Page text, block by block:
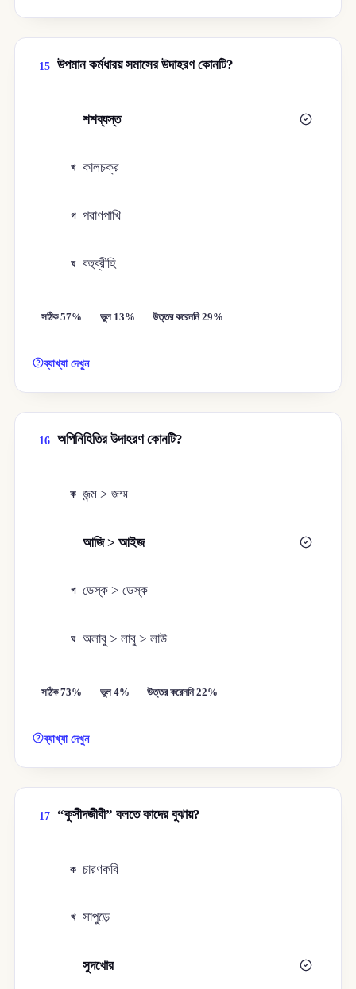
15 উপমান কর্মধারয় সমাসের উদাহরণ কোনটি?
শশব্যস্ত
খ কালচক্র
গ পরাণপাখি
ঘ বহুব্রীহি
সঠিক 57% ভুল 13% উত্তর করেননি 29%
ব্যাখ্যা দেখুন
16 অপিনিহিতির উদাহরণ কোনটি?
ক জন্ম > জম্ম
আজি > আইজ
গ ডেস্ক > ডেস্‌ক
ঘ অলাবু > লাবু > লাউ
সঠিক 73% ভুল 4% উত্তর করেননি 22%
ব্যাখ্যা দেখুন
17 “কুসীদজীবী” বলতে কাদের বুঝায়?
ক চারণকবি
খ সাপুড়ে
সুদখোর